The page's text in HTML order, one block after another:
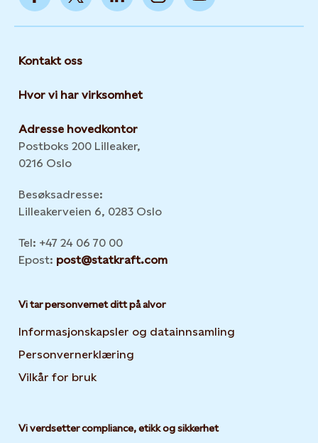
Kontakt oss
Hvor vi har virksomhet
Adresse hovedkontor
Postboks 200 Lilleaker,
0216 Oslo
Besøksadresse:
Lilleakerveien 6, 0283 Oslo
Tel: +47 24 06 70 00
Epost: post@statkraft.com
Vi tar personvernet ditt på alvor
Informasjonskapsler og datainnsamling
Personvernerklæring
Vilkår for bruk
Vi verdsetter compliance, etikk og sikkerhet